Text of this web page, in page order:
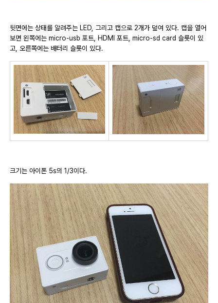
뒷면에는 상태를 알려주는 LED, 그리고 캡으로 2개가 덮여 있다. 캡을 열어
보면 왼쪽에는 micro-usb 포트, HDMI 포트, micro-sd card 슬롯이 있
고, 오른쪽에는 배터리 슬롯이 있다.
크기는 아이폰 5s의 1/3이다.